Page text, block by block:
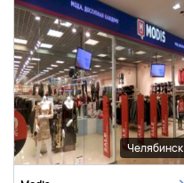
Челябинск